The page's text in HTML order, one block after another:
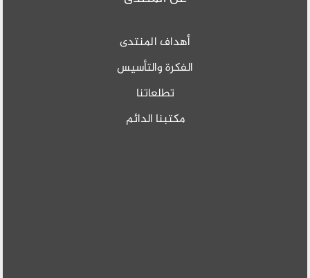
أهداف المنتدى
الفكرة والتأسيس
تطلعاتنا
مكتبنا الدائم